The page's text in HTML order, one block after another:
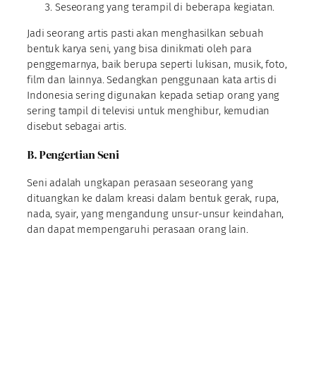
Seseorang yang terampil di beberapa kegiatan.
Jadi seorang artis pasti akan menghasilkan sebuah
bentuk karya seni, yang bisa dinikmati oleh para
penggemarnya, baik berupa seperti lukisan, musik, foto,
film dan lainnya. Sedangkan penggunaan kata artis di
Indonesia sering digunakan kepada setiap orang yang
sering tampil di televisi untuk menghibur, kemudian
disebut sebagai artis.
B. Pengertian Seni
Seni adalah ungkapan perasaan seseorang yang
dituangkan ke dalam kreasi dalam bentuk gerak, rupa,
nada, syair, yang mengandung unsur-unsur keindahan,
dan dapat mempengaruhi perasaan orang lain.